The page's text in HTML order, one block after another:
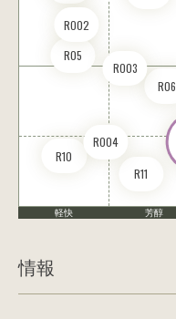
R05
R06
R10
R11
RO02
RO03
RO04
軽快 芳醇
情報